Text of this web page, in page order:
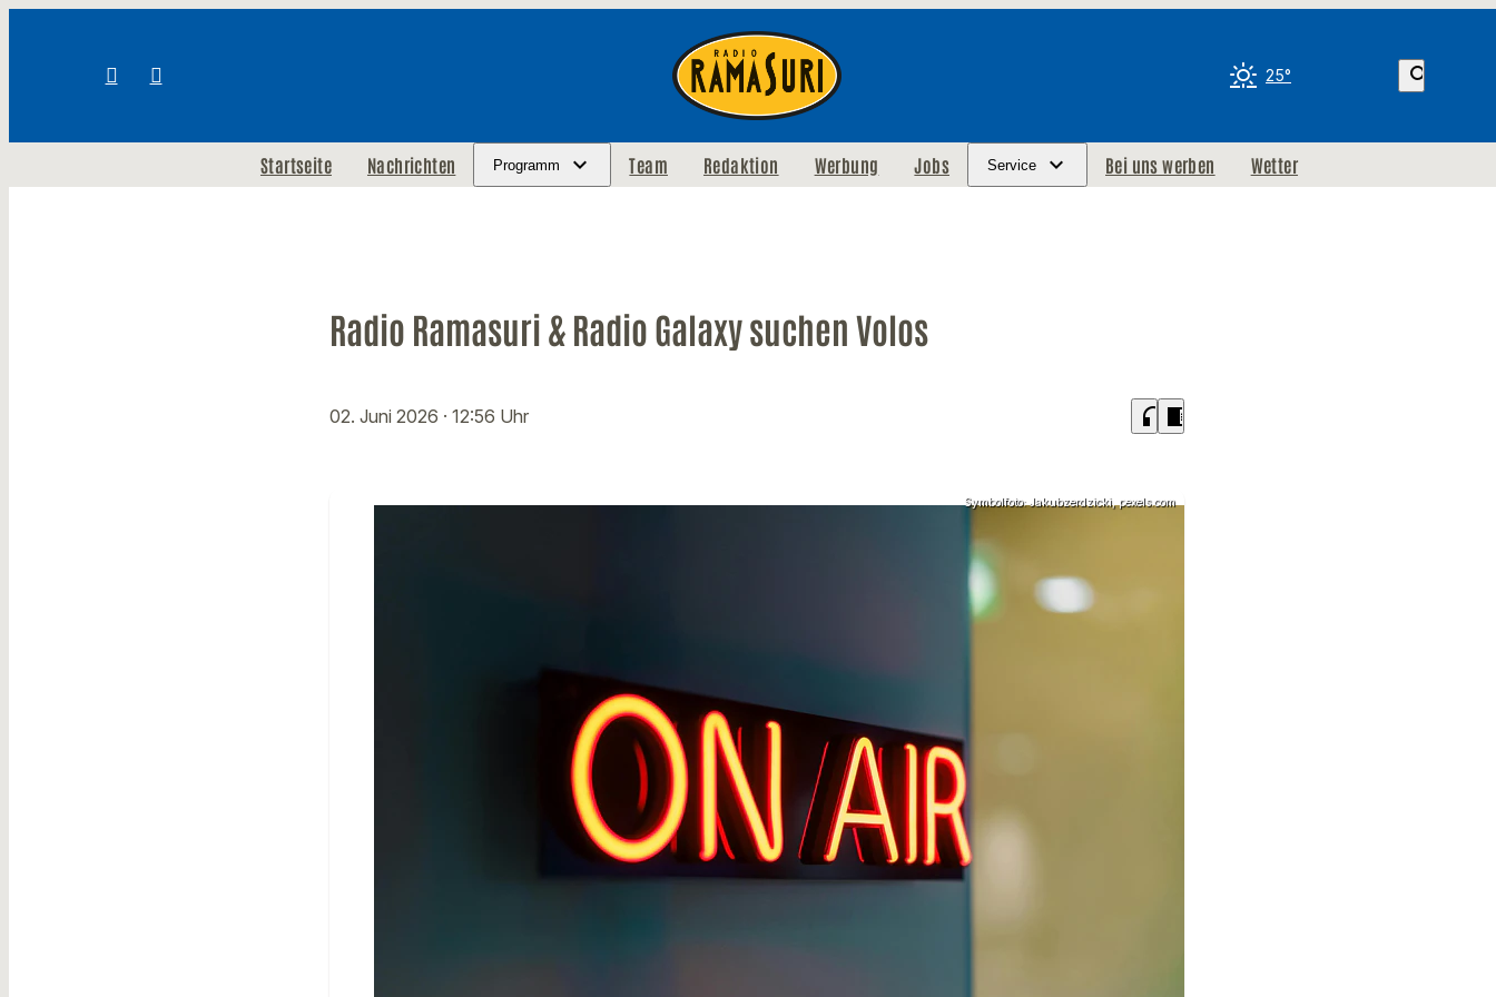
25° search
Startseite Nachrichten Programm Team Redaktion Werbung Jobs Service Bei uns werben Wetter
Radio Ramasuri & Radio Galaxy suchen Volos
02. Juni 2026 · 12:56 Uhr headphones chrome_reader_mode
Symbolfoto: Jakubzerdzicki, pexels.com